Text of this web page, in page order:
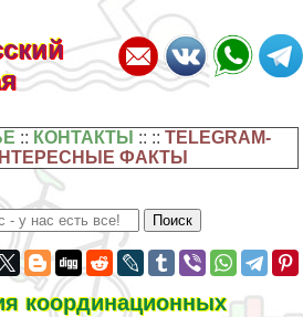
:: КОНТАКТЫ :: ::TELEGRAM-
ФАКТЫ
координационных